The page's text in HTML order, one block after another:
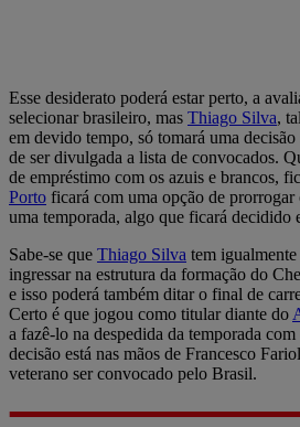
Esse desiderato poderá estar perto, a
selecionar brasileiro, mas Thiago Silva,
em devido tempo, só tomará uma
de ser divulgada a lista de convocados.
de empréstimo com os azuis e brancos,
Porto ficará com uma opção de
uma temporada, algo que ficará decidido
Sabe-se que Thiago Silva tem
ingressar na estrutura da formação do
e isso poderá também ditar o final de
Certo é que jogou como titular diante do
a fazê-lo na despedida da temporada com
decisão está nas mãos de Francesco
veterano ser convocado pelo Brasil.